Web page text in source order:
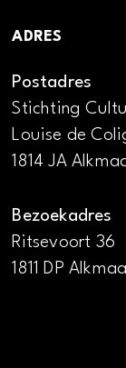
ADRES
Postadres
Stichting
Louise de
1814 JA
Bezoekadres
Ritsevoort 36
1811 DP